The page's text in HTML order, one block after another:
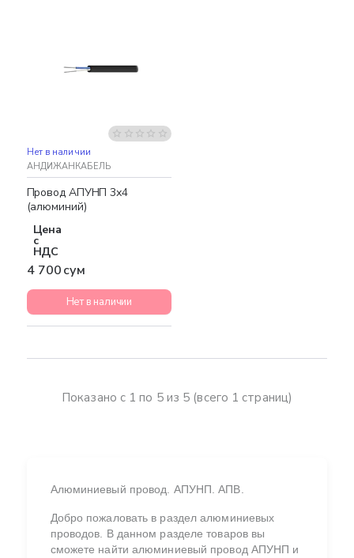
Алюминиевый провод. АПУНП. АПВ.
Добро пожаловать в раздел алюминиевых
проводов. В данном разделе товаров вы
сможете найти алюминиевый провод АПУНП и
Нет в наличии
АНДИЖАНКАБЕЛЬ
Провод АПУНП 3х4
(алюминий)
Цена
с
НДС
4 700 сум
Нет в наличии
Показано с 1 по 5 из 5 (всего 1 страниц)